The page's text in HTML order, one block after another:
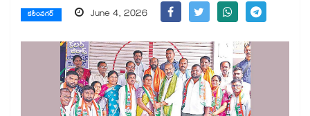
కరీంనగర్ June 4, 2026